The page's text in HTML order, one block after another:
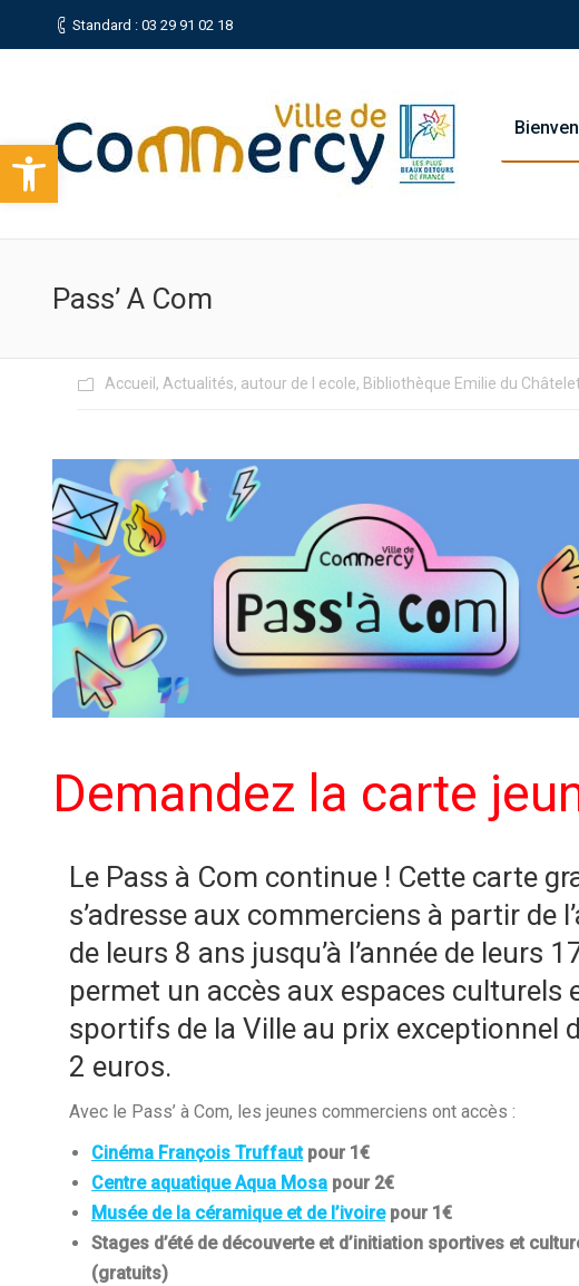
Ouvrir la barre d’outils
Standard : 03 29 91 02 18
Pass’ A Com
Accueil , Actualités, autour de l ecole, Bibliothèque Emilie du
Demandez la carte
Le Pass à Com continue ! Cette carte
s’adresse aux commerciens à partir de
de leurs 8 ans jusqu’à l’année de leurs
permet un accès aux espaces culturels
sportifs de la Ville au prix exceptionnel
2 euros.
Avec le Pass’ à Com, les jeunes commerciens ont accès :
Cinéma François Truffautpour 1€
Centre aquatique Aqua Mosa pour 2€
Musée de la céramique et de l’ivoirepour 1€
Stages d’été de découverte et d’initiation sportives et
(gratuits)